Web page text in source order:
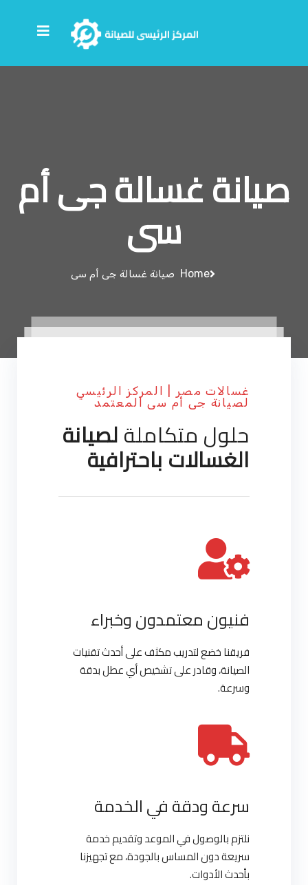
صيانة غسالة جى أم
سى
Home صيانة غسالة جى أم سى
غسالات مصر | المركز الرئيسي
لصيانة جى أم سى المعتمد
حلول متكاملةلصيانة
الغسالات باحترافية
فنيون معتمدون وخبراء
فريقنا خضع لتدريب مكثف على أحدث تقنيات
الصيانة، وقادر على تشخيص أي عطل بدقة
وسرعة.
سرعة ودقة في الخدمة
نلتزم بالوصول في الموعد وتقديم خدمة
سريعة دون المساس بالجودة، مع تجهيزنا
بأحدث الأدوات.